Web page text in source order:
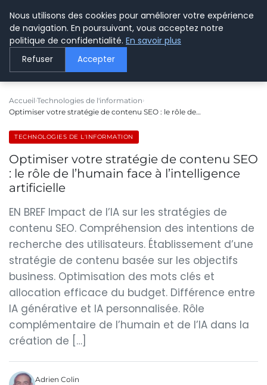
LE WEBMARKETING
Accueil Technologies de l'information
Optimiser votre stratégie de contenu SEO : le rôle de…
TECHNOLOGIES DE L'INFORMATION
Optimiser votre stratégie de contenu SEO
: le rôle de l’humain face à l’intelligence
artificielle
EN BREF Impact de l’IA sur les stratégies de
contenu SEO. Compréhension des intentions de
recherche des utilisateurs. Établissement d’une
stratégie de contenu basée sur les objectifs
business. Optimisation des mots clés et
allocation efficace du budget. Différence entre
IA générative et IA personnalisée. Rôle
complémentaire de l’humain et de l’IA dans la
création de […]
Adrien Colin
Nous utilisons des cookies pour améliorer votre expérience
de navigation. En poursuivant, vous acceptez notre
politique de confidentialité. En savoir plus
Refuser Accepter